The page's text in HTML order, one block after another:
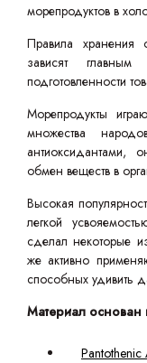
морепродуктов в
Правила
зависят
подготовленности
Морепродукты
множества
антиоксидантами,
обмен веществ в
Высокая
легкой
сделал некоторые
же активно
способных удивить
Материал основан